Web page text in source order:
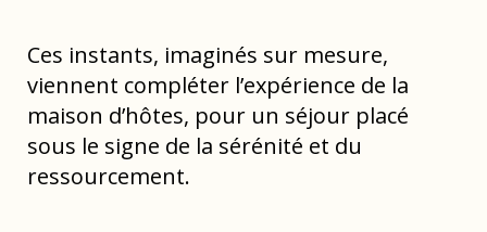
Ces instants, imaginés sur mesure,
viennent compléter l’expérience de la
maison d’hôtes, pour un séjour placé
sous le signe de la sérénité et du
ressourcement.